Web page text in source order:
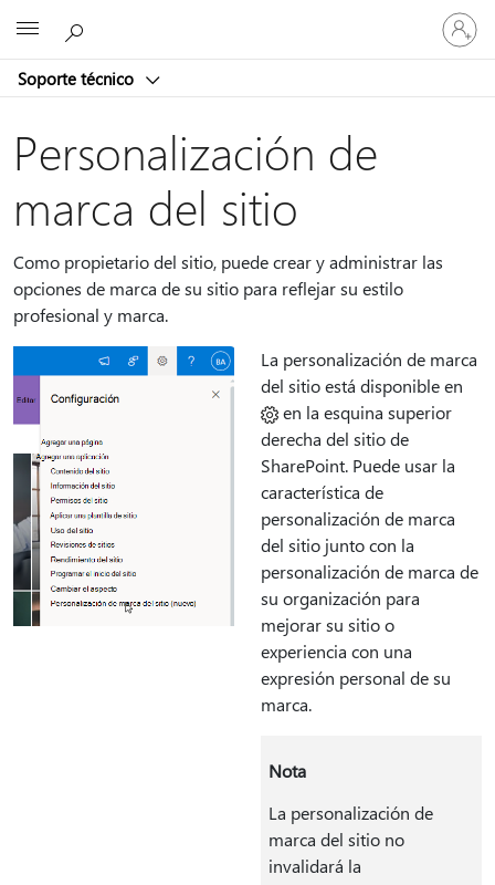
Soporte técnico
Iniciar
sesión
en
cuenta
Personalización de
marca del sitio
Como propietario del sitio, puede crear y administrar las
opciones de marca de su sitio para reflejar su estilo
profesional y marca.
La personalización de marca
del sitio está disponible en
en la esquina superior
derecha del sitio de
SharePoint. Puede usar la
característica de
personalización de marca
del sitio junto con la
personalización de marca de
su organización para
mejorar su sitio o
experiencia con una
expresión personal de su
marca.
Nota
La personalización de
marca del sitio no
invalidará la